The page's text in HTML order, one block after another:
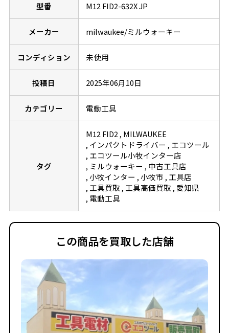
型番 M12 FID2-632X JP
メーカー milwaukee/ミルウォーキー
コンディション 未使用
投稿日 2025年06月10日
カテゴリー 電動工具
タグ
M12 FID2 MILWAUKEE
インパクトドライバー
エコツール
エコツール小牧インター店
ミルウォーキー
中古工具店
小牧インター 小牧市 工具店
工具買取 工具高価買取 愛知県
電動工具
この商品を買取した店舗